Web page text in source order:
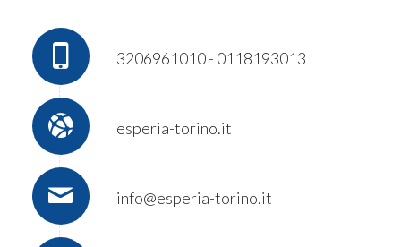
3206961010 - 0118193013
esperia-torino.it
info@esperia-torino.it